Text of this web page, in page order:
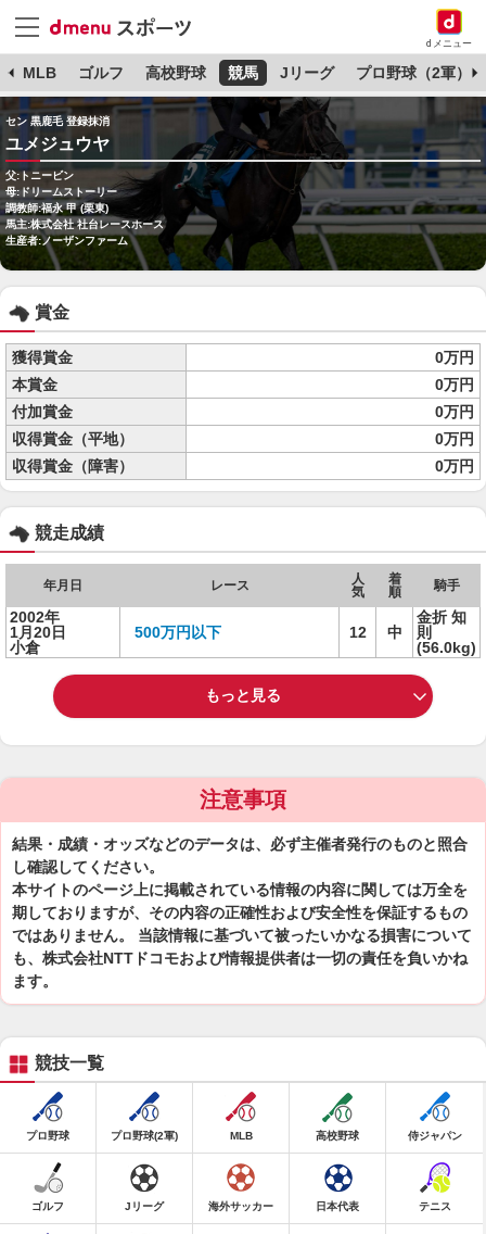
dメニュー
MLB ゴルフ 高校野球 競馬 Jリーグ プロ野球（2軍）
セン 黒鹿毛 登録抹消
ユメジュウヤ
父:トニービン
母:ドリームストーリー
調教師:福永 甲 (栗東)
馬主:株式会社 社台レースホース
生産者:ノーザンファーム
賞金
獲得賞金
0万円
本賞金
0万円
付加賞金
0万円
収得賞金（平地）
0万円
収得賞金（障害）
0万円
競走成績
年月日 レース
人
気
着
順
騎手
2002年
1月20日
小倉
500万円以下 12 中
金折 知
則
(56.0kg)
もっと見る
注意事項
結果・成績・オッズなどのデータは、必ず主催者発行のものと照合
し確認してください。
本サイトのページ上に掲載されている情報の内容に関しては万全を
期しておりますが、その内容の正確性および安全性を保証するもの
ではありません。 当該情報に基づいて被ったいかなる損害について
も、株式会社NTTドコモおよび情報提供者は一切の責任を負いかね
ます。
競技一覧
プロ野球 プロ野球(2軍) MLB 高校野球 侍ジャパン
ゴルフ Jリーグ 海外サッカー 日本代表 テニス